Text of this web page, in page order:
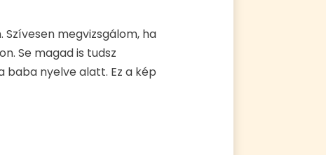
megvizsgálom, ha
Se magad is tudsz
baba nyelve alatt. Ez a kép